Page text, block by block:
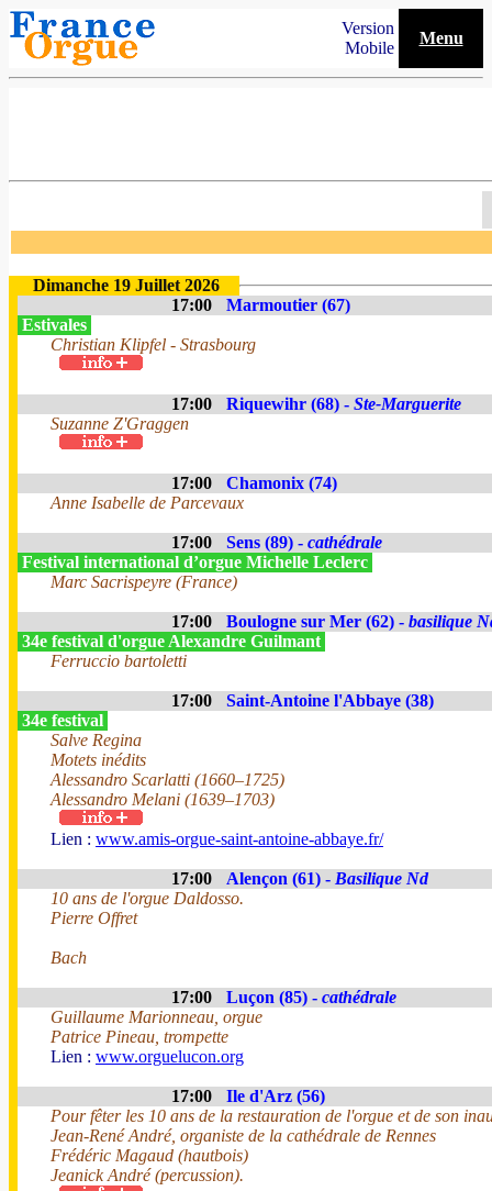
Version
Mobile
Menu
Dimanche 19 Juillet 2026
17:00
Marmoutier (67)
Estivales
Christian Klipfel - Strasbourg
17:00 Riquewihr (68) - Ste-Marguerite
Suzanne Z'Graggen
17:00
Chamonix (74)
Anne Isabelle de Parcevaux
17:00 Sens (89) - cathédrale
Festival international d’orgue Michelle Leclerc
Marc Sacrispeyre (France)
17:00 Boulogne sur Mer (62) - basilique
34e festival d'orgue Alexandre Guilmant
Ferruccio bartoletti
17:00
Saint-Antoine l'Abbaye (38)
34e festival
Salve Regina
Motets inédits
Alessandro Scarlatti (1660–1725)
Alessandro Melani (1639–1703)
Lien : www.amis-orgue-saint-antoine-abbaye.fr/
17:00 Alençon (61) - Basilique Nd
10 ans de l'orgue Daldosso.
Pierre Offret
Bach
17:00 Luçon (85) - cathédrale
Guillaume Marionneau, orgue
Patrice Pineau, trompette
Lien : www.orguelucon.org
17:00
Ile d'Arz (56)
Pour fêter les 10 ans de la restauration de l'orgue et de son
Jean-René André, organiste de la cathédrale de Rennes
Frédéric Magaud (hautbois)
Jeanick André (percussion).